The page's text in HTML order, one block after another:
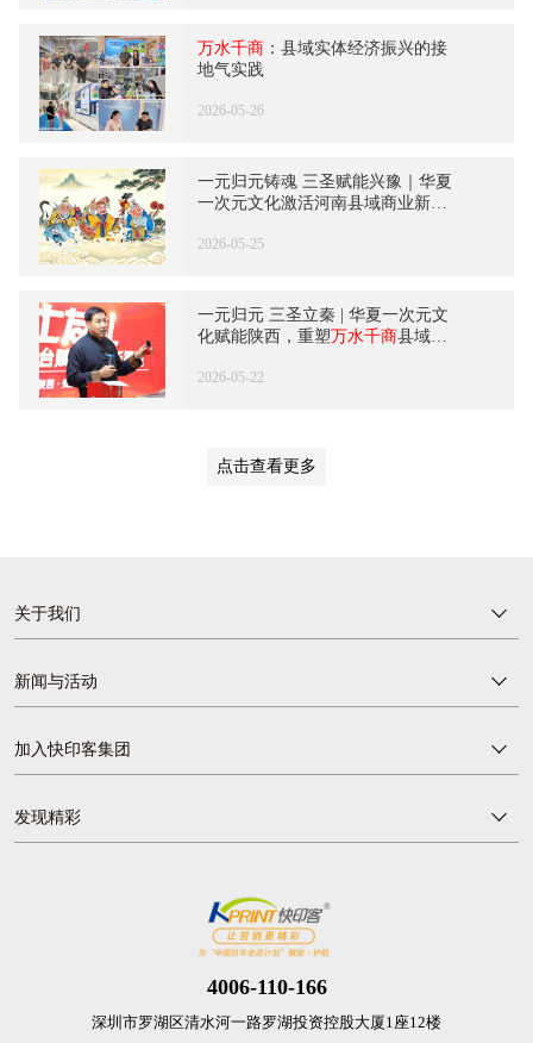
万水千商 ：县域实体经济振兴的接
地气实践
2026-05-26
一元归元铸魂 三圣赋能兴豫｜华夏
一次元文化激活河南县域商业新动
2026-05-25
一元归元 三圣立秦 | 华夏一次元文
化赋能陕西，重塑万水千商县域诚
2026-05-22
点击查看更多
4006-110-166
深圳市罗湖区清水河一路罗湖投资控股大厦1座12楼
关于我们
新闻与活动
加入快印客集团
发现精彩